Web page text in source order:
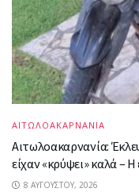
ΑΙΤΩΛΟΑΚΑΡΝΑΝΙΑ
Αιτωλοακαρνανία:
είχαν «κρύψει» καλά –
8 ΑΥΓΟΎΣΤΟΥ, 2026